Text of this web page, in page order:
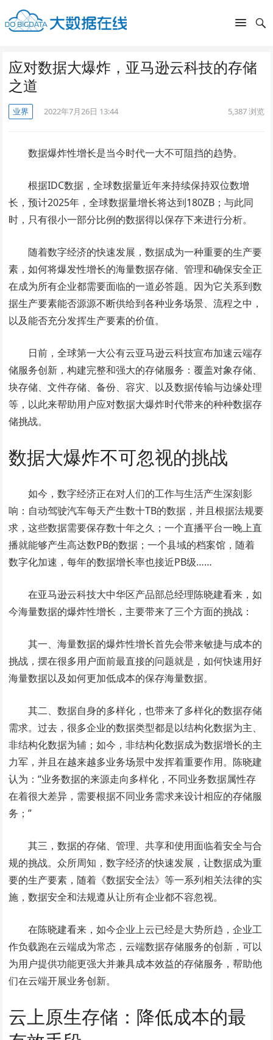
应对数据大爆炸，亚马逊云科技的存储
之道
业界 2022年7月26日 13:44 5,387浏览
数据爆炸性增长是当今时代一大不可阻挡的趋势。
根据IDC数据，全球数据量近年来持续保持双位数增
长，预计2025年，全球数据量增长将达到180ZB；与此同
时，只有很小一部分比例的数据得以保存下来进行分析。
随着数字经济的快速发展，数据成为一种重要的生产要
素，如何将爆发性增长的海量数据存储、管理和确保安全正
在成为所有企业都需要面临的一道必答题。因为它关系到数
据生产要素能否源源不断供给到各种业务场景、流程之中，
以及能否充分发挥生产要素的价值。
日前，全球第一大公有云亚马逊云科技宣布加速云端存
储服务创新，构建完整和强大的存储服务：覆盖对象存储、
块存储、文件存储、备份、容灾、以及数据传输与边缘处理
等，以此来帮助用户应对数据大爆炸时代带来的种种数据存
储挑战。
数据大爆炸不可忽视的挑战
如今，数字经济正在对人们的工作与生活产生深刻影
响：自动驾驶汽车每天产生数十TB的数据，并且根据法规要
求，这些数据需要保存数十年之久；一个直播平台一晚上直
播就能够产生高达数PB的数据；一个县域的档案馆，随着
数字化加速，每年的数据增长率也接近PB级……
在亚马逊云科技大中华区产品部总经理陈晓建看来，如
今海量数据的爆炸性增长，主要带来了三个方面的挑战：
其一、海量数据的爆炸性增长首先会带来敏捷与成本的
挑战，摆在很多用户面前最直接的问题就是，如何快速用好
海量数据以及如何更加低成本的保存海量数据。
其二、数据自身的多样化，也带来了多样化的数据存储
需求。过去，很多企业的数据类型都是以结构化数据为主、
非结构化数据为辅；如今，非结构化数据成为数据增长的主
力军，并且在越来越多业务场景中发挥着重要作用。陈晓建
认为：“业务数据的来源走向多样化，不同业务数据属性存
在着很大差异，需要根据不同业务需求来设计相应的存储服
务；”
其三，数据的存储、管理、共享和使用面临着安全与合
规的挑战。众所周知，数字经济的快速发展，让数据成为重
要的生产要素，随着《数据安全法》等一系列相关法律的实
施，数据安全和法规遵从让所有企业都不容忽视。
在陈晓建看来，如今企业上云已经是大势所趋，企业工
作负载跑在云端成为常态，云端数据存储服务的创新，可以
为用户提供功能更强大并兼具成本效益的存储服务，帮助他
们在云端开展业务创新。
云上原生存储：降低成本的最